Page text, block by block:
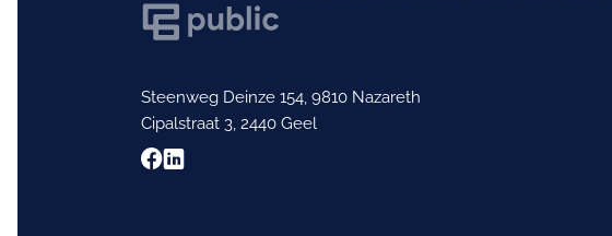
Steenweg Deinze 154, 9810 Nazareth
Cipalstraat 3, 2440 Geel